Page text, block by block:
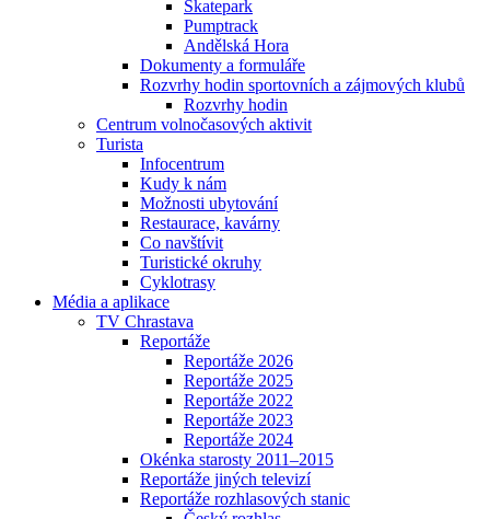
Skatepark
Pumptrack
Andělská Hora
Dokumenty a formuláře
Rozvrhy hodin sportovních a zájmových klubů
Rozvrhy hodin
Centrum volnočasových aktivit
Turista
Infocentrum
Kudy k nám
Možnosti ubytování
Restaurace, kavárny
Co navštívit
Turistické okruhy
Cyklotrasy
Média a aplikace
TV Chrastava
Reportáže
Reportáže 2026
Reportáže 2025
Reportáže 2022
Reportáže 2023
Reportáže 2024
Okénka starosty 2011–2015
Reportáže jiných televizí
Reportáže rozhlasových stanic